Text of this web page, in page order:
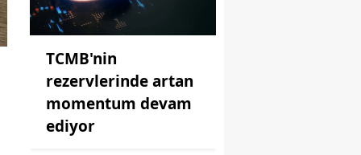
TCMB'nin
rezervlerinde artan
momentum devam
ediyor